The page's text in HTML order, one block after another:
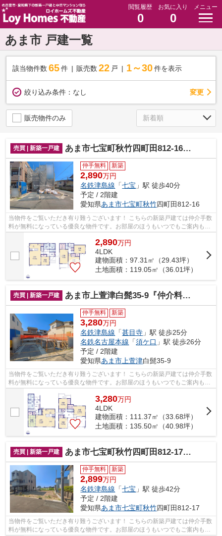
閲覧履歴
0
お気に入り
0
メニュー
あま市 戸建一覧
該当物件数 65件 販売数 22 戸 1～30 件を表示
絞り込み条件： なし 変更
販売物件のみ
売買 | 新築一戸建 あま市七宝町秋竹四町田812-16『仲介料無料』新築戸建て
仲手無料 新築
2,890万円
名鉄津島線 「七宝 」駅 徒歩40分
予定 / 2階建
愛知県あま市七宝町秋竹四町田812-16
当物件をご覧いただき有り難うございます！ こちらの新築戸建ては仲介手数
料が無料になっている優良な物件です。お部屋のほうもいつでもご案内もさ
せて頂きますのでお気軽にお問合せ下...
2,890万円
4LDK
建物面積：97.31㎡（29.43坪）
土地面積：119.05㎡（36.01坪）
売買 | 新築一戸建 あま市上萱津白髭35-9『仲介料無料』新築戸建て
仲手無料 新築
3,280万円
名鉄津島線 「甚目寺 」駅 徒歩25分
名鉄名古屋本線 「須ケ口 」駅 徒歩26分
予定 / 2階建
愛知県あま市上萱津白髭35-9
当物件をご覧いただき有り難うございます！ こちらの新築戸建ては仲介手数
料が無料になっている優良な物件です。お部屋のほうもいつでもご案内もさ
3,280万円
4LDK
建物面積：111.37㎡（33.68坪）
土地面積：135.50㎡（40.98坪）
売買 | 新築一戸建 あま市七宝町秋竹四町田812-17『仲介料無料』新築戸建て
仲手無料 新築
2,899万円
名鉄津島線 「七宝 」駅 徒歩42分
予定 / 2階建
愛知県あま市七宝町秋竹四町田812-17
当物件をご覧いただき有り難うございます！ こちらの新築戸建ては仲介手数
料が無料になっている優良な物件です。お部屋のほうもいつでもご案内もさ